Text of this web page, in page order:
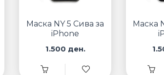
Маска NY 5 Сива за
iPhone
1.500 ден.
Маска